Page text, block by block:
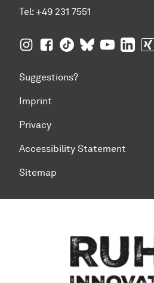
Tel: +49 231 7551
TU Dortmund University on
TU Dortmund
TU Dortmund
TU Dortmund
TU TU
Suggestions?
Imprint
Privacy
Accessibility Statement
Sitemap